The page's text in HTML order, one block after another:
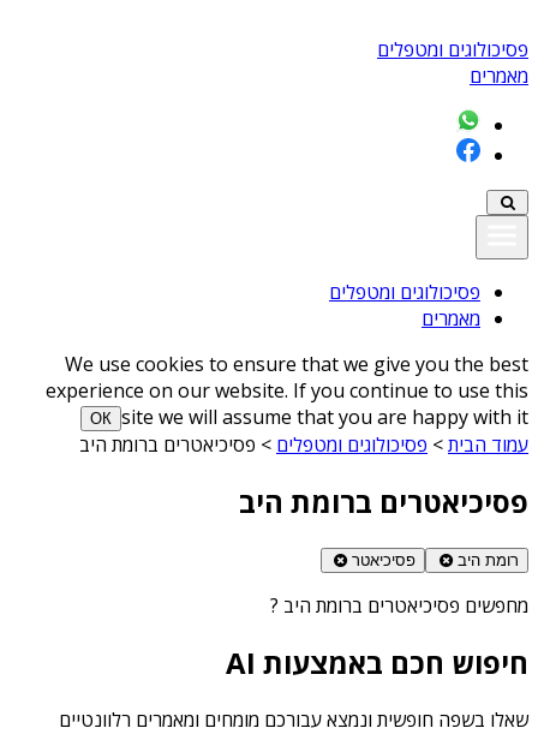
פסיכולוגים ומטפלים
מאמרים
פסיכולוגים ומטפלים
מאמרים
We use cookies to ensure that we give you the best
experience on our website. If you continue to use this
site we will assume that you are happy with it
ОК
עמוד הבית> פסיכולוגים ומטפלים > פסיכיאטרים ברומת היב
פסיכיאטרים ברומת היב
רומת היב פסיכיאטר
מחפשים פסיכיאטרים ברומת היב ?
חיפוש חכם באמצעות AI
שאלו בשפה חופשית ונמצא עבורכם מומחים ומאמרים רלוונטיים